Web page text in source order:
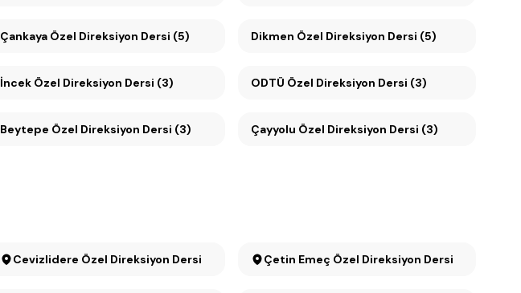
Çankaya Özel Direksiyon Dersi (5) Dikmen Özel Direksiyon Dersi (5)
İncek Özel Direksiyon Dersi (3) ODTÜ Özel Direksiyon Dersi (3)
Beytepe Özel Direksiyon Dersi (3) Çayyolu Özel Direksiyon Dersi (3)
Cevizlidere Özel Direksiyon Dersi Çetin Emeç Özel Direksiyon Dersi